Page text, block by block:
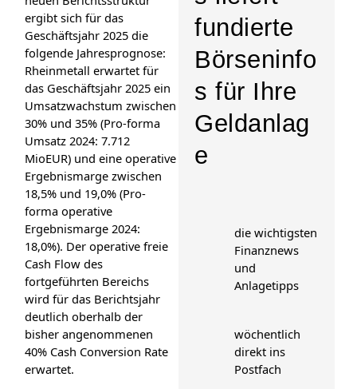
ergibt sich für das
Geschäftsjahr 2025 die
folgende Jahresprognose:
Rheinmetall erwartet für
das Geschäftsjahr 2025 ein
Umsatzwachstum zwischen
30% und 35% (Pro-forma
Umsatz 2024: 7.712
MioEUR) und eine operative
Ergebnismarge zwischen
18,5% und 19,0% (Pro-
forma operative
Ergebnismarge 2024:
18,0%). Der operative freie
Cash Flow des
fortgeführten Bereichs
wird für das Berichtsjahr
deutlich oberhalb der
bisher angenommenen
40% Cash Conversion Rate
erwartet.
fundierte
Börseninfo
s für Ihre
Geldanlag
e
die wichtigsten
Finanznews
und
Anlagetipps
wöchentlich
direkt ins
Postfach